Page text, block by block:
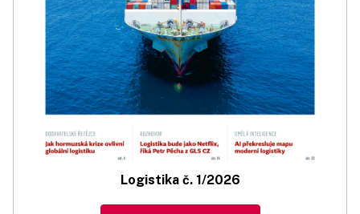
Logistika č. 1/2026